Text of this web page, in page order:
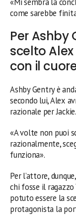
come sarebbe
Per Ashby
scelto
con il
Ashby Gentry è
secondo lui, Alex
razionale per Jackie.
«A volte non puoi
razionalmente,
funziona».
Per l’attore,
chi fosse il ragazzo
potuto essere la
protagonista la